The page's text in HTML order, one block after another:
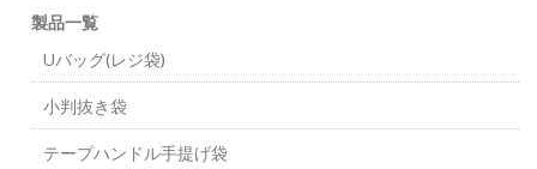
製品一覧
Uバッグ(レジ袋)
小判抜き袋
テープハンドル手提げ袋